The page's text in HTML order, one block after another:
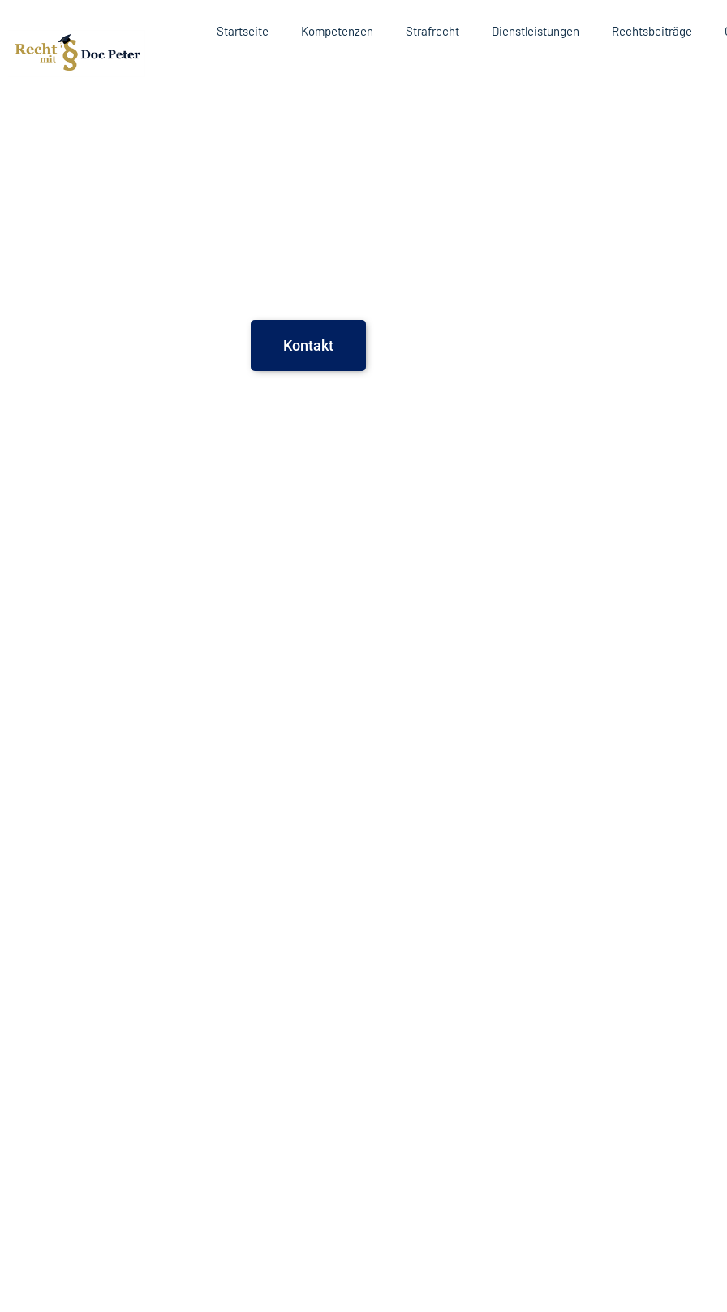
Startseite Kompetenzen Strafrecht Dienstleistungen Rechtsbeiträge
Kontakt